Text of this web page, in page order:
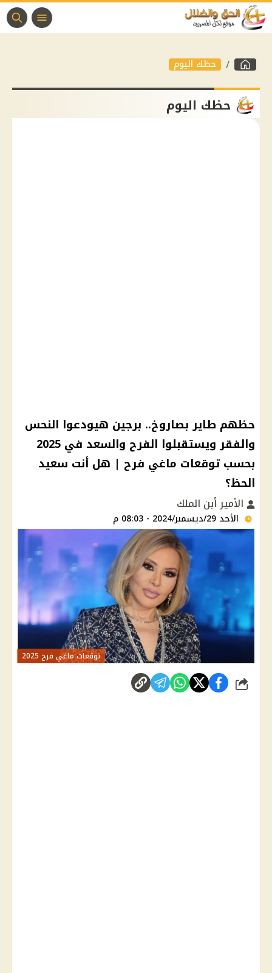
حظك اليوم
حظك اليوم
حظهم طاير بصاروخ.. برجين هيودعوا النحس
والفقر ويستقبلوا الفرح والسعد في 2025
بحسب توقعات ماغي فرح | هل أنت سعيد
الحظ؟
الأمير أبن الملك
الأحد 29/ديسمبر/2024 - 08:03 م
توقعات ماغي فرح 2025
شارك